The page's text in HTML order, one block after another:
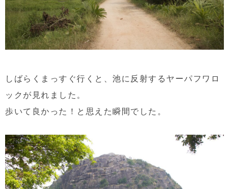
しばらくまっすぐ行くと、池に反射するヤーパフワロ
ックが見れました。
歩いて良かった！と思えた瞬間でした。